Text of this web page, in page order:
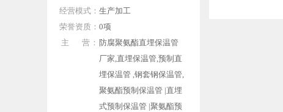
经营模式： 生产加工
荣誉资质： 0项
主 营： 防腐聚氨酯直埋保温管
厂家,直埋保温管,预制直
埋保温管 ,钢套钢保温管,
聚氨酯预制保温管 |直埋
式预制保温管 |聚氨酯预